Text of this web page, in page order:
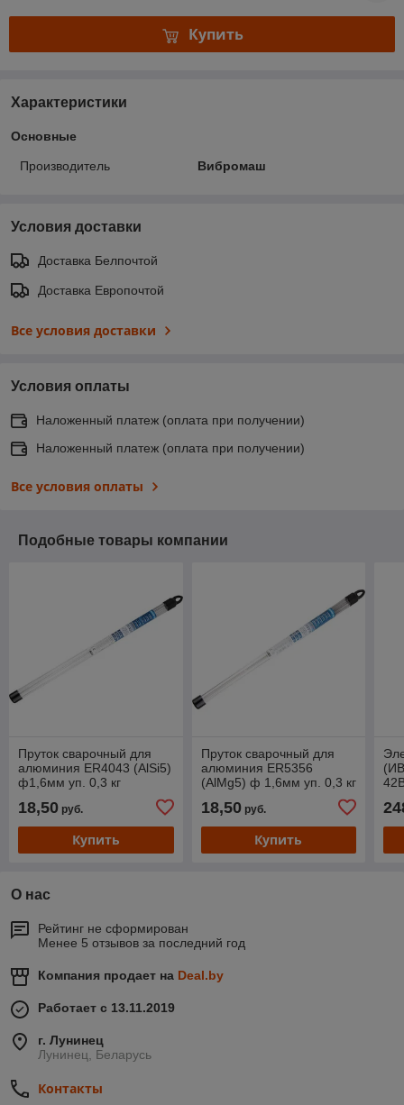
Купить
Характеристики
Основные
Производитель Вибромаш
Условия доставки
Доставка Белпочтой
Доставка Европочтой
Все условия доставки
Условия оплаты
Наложенный платеж (оплата при получении)
Наложенный платеж (оплата при получении)
Все условия оплаты
Подобные товары компании
Пруток сварочный для
алюминия ER4043 (AlSi5)
ф1,6мм уп. 0,3 кг
18,50 руб.
Купить
Пруток сварочный для
алюминия ER5356
(AlMg5) ф 1,6мм уп. 0,3 кг
18,50руб.
Купить
О нас
Рейтинг не сформирован
Менее 5 отзывов за последний год
Компания продает на Deal.by
Работает с 13.11.2019
г. Лунинец
Лунинец, Беларусь
Контакты